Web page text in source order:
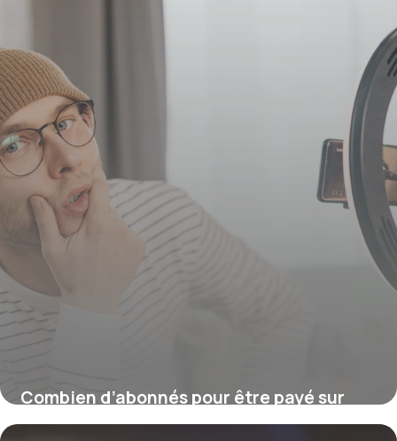
Combien d’abonnés pour être payé sur
YouTube ?